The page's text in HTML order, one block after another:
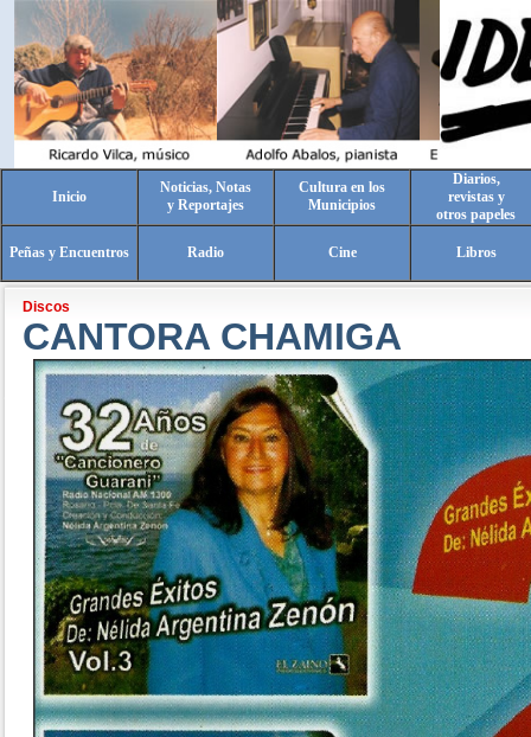
Inicio
Noticias, Notas
y Reportajes
Cultura en los
Municipios
Diarios,
revistas y
otros papeles
Peñas y Encuentros Radio Cine Libros
Discos
CANTORA CHAMIGA